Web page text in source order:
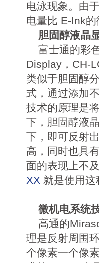
电泳现象。由
电量比 E-Ink
胆固醇液晶
富士通的彩
Display，CH-
类似于胆固醇
式，通过添加
技术的原理是
下，胆固醇液
下，即可反射
高，同时也具
面的表现上不
XX 就是使用这
微机电系统
高通的
理是反射周围
个像素一个像